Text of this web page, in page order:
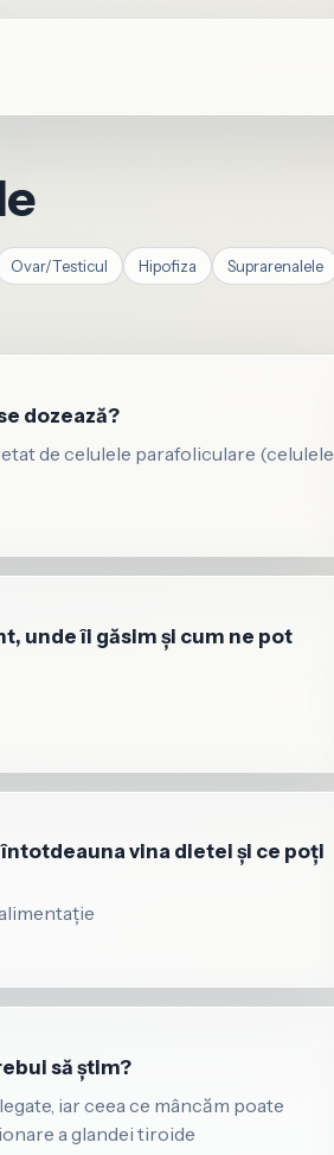
Ovar/Testicul Hipofiza Suprarenalele
dozează?
de celulele parafoliculare (celulele
unde îi găsim și cum ne pot
vina dietei și ce poți
să știm?
iar ceea ce mâncăm poate
a glandei tiroide